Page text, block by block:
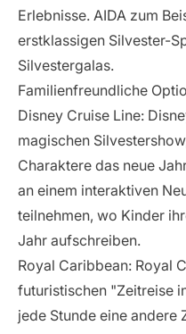
Erlebnisse. AIDA zum
erstklassigen Silvester-
Silvestergalas.
Familienfreundliche
Disney Cruise Line:
magischen
Charaktere das neue
an einem interaktiven
teilnehmen, wo Kinder
Jahr aufschreiben.
Royal Caribbean: Royal
futuristischen "Zeitreise
jede Stunde eine